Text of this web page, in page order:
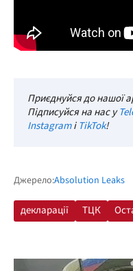
Приєднуйся до нашої
Підписуйся на нас у
InstagramіTikTok!
Джерело:Absolution Leaks
декларації ТЦК